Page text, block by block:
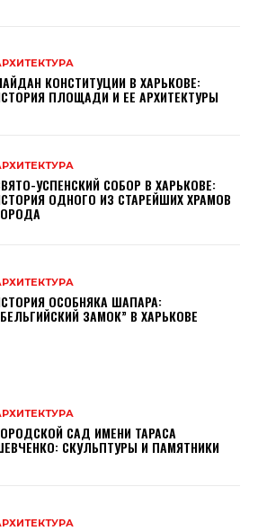
КОНСТИТУЦИИ В ХАРЬКОВЕ:
ПЛОЩАДИ И ЕЕ АРХИТЕКТУРЫ
УСПЕНСКИЙ СОБОР В ХАРЬКОВЕ:
ОДНОГО ИЗ СТАРЕЙШИХ ХРАМОВ
ОСОБНЯКА ШАПАРА:
ЗАМОК” В ХАРЬКОВЕ
САД ИМЕНИ ТАРАСА
СКУЛЬПТУРЫ И ПАМЯТНИКИ